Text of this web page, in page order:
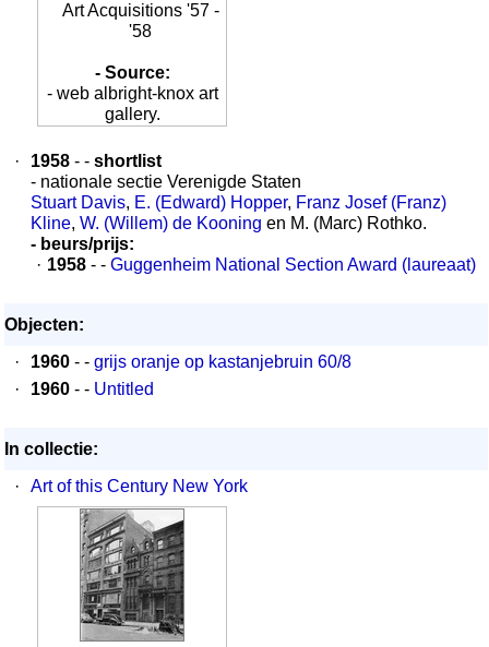
Art Acquisitions '57 -
'58
- Source:
- web albright-knox art
gallery.
· 1958 - - shortlist
- nationale sectie Verenigde Staten
Stuart Davis, E. (Edward) Hopper, Franz Josef (Franz)
Kline, W. (Willem) de Kooning en M. (Marc) Rothko.
- beurs/prijs:
· 1958 - - Guggenheim National Section Award (laureaat)
Objecten:
·
1960 - - grijs oranje op kastanjebruin 60/8
·
1960 - - Untitled
In collectie:
·
Art of this Century New York